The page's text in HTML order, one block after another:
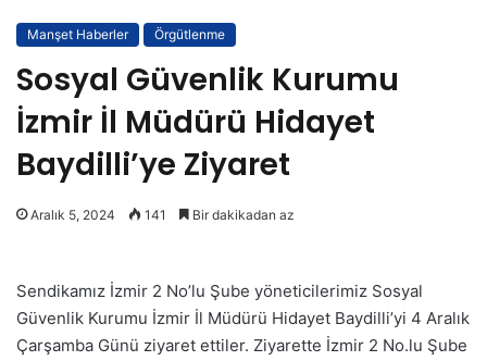
Manşet Haberler Örgütlenme
Sosyal Güvenlik Kurumu
İzmir İl Müdürü Hidayet
Baydilli’ye Ziyaret
Aralık 5, 2024 141 Bir dakikadan az
Sendikamız İzmir 2 No’lu Şube yöneticilerimiz Sosyal
Güvenlik Kurumu İzmir İl Müdürü Hidayet Baydilli’yi 4 Aralık
Çarşamba Günü ziyaret ettiler. Ziyarette İzmir 2 No.lu Şube